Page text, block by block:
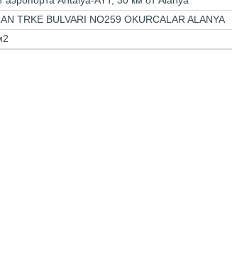
TRKE BULVARI NO259 OKURCALAR ALANYA